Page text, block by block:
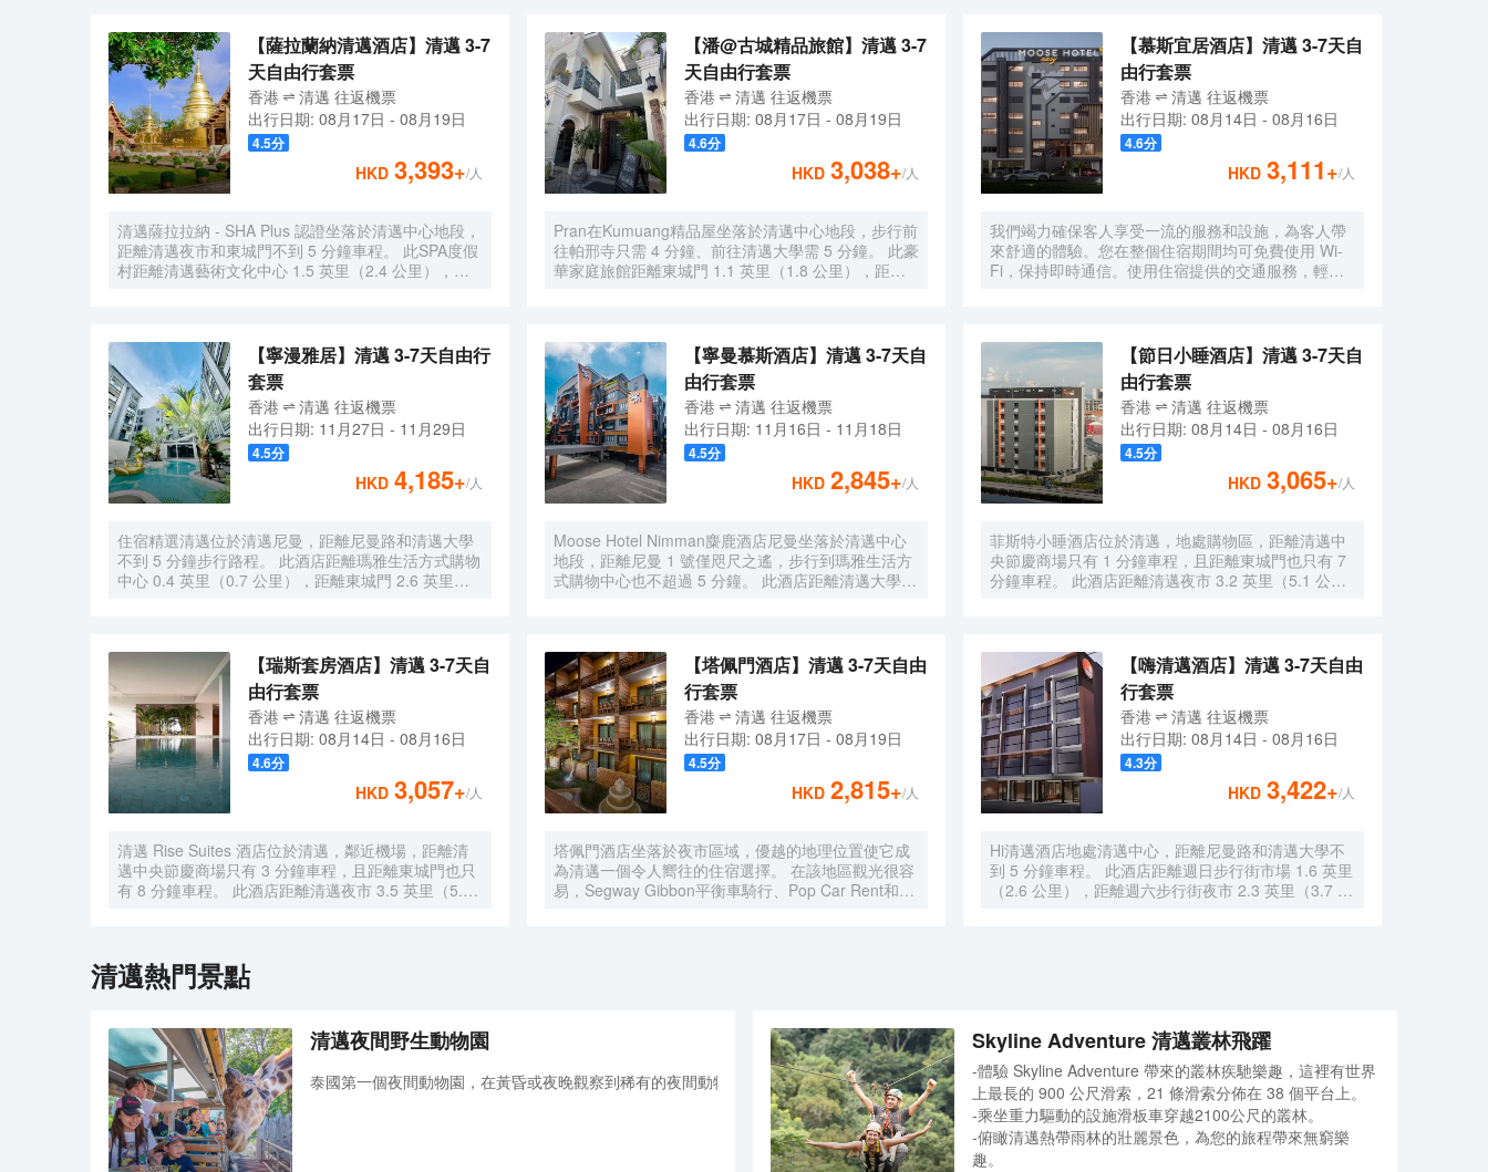
【薩拉蘭納清邁酒店】清邁 3-7
天自由行套票
香港 清邁 往返機票
出行日期: 08月17日 - 08月19日
4.5分
HKD 3,393+/人
清邁薩拉拉納 - SHA Plus 認證坐落於清邁中心地段，
距離清邁夜市和東城門不到 5 分鐘車程。 此SPA度假
村距離清邁藝術文化中心 1.5 英里（2.4 公里），距
宴會廳。 您可以到餐廳享用一頓美餐，也可以待在房
間裏，享受度假村的部分時段客房送餐服務。在忙碌
的一天後，不妨去酒吧/酒廊輕鬆一下。每天 7:00 至
11:00 提供收費的全套早餐。 特色服務/設施包括豪華
轎車或公務車服務、電腦站點和大堂免費報紙。酒店
提供免費自助停車。 有 15 間空調客房提供迷你吧和
DVD 播放器；您定能在旅途中找到家的舒適。帶有衞
星頻道的平板電視可滿足您的娛樂需求；同時提供免
費無線網絡，方便您與朋友保持聯繫。私人浴室提供
免費洗浴用品和吹風機。便利設施包括電話，以及保
險箱和書桌。
【潘@古城精品旅館】清邁 3-7
天自由行套票
香港 清邁 往返機票
出行日期: 08月17日 - 08月19日
4.6分
HKD 3,038+/人
Pran在Kumuang精品屋坐落於清邁中心地段，步行前
往帕邢寺只需 4 分鐘、前往清邁大學需 5 分鐘。 此豪
華家庭旅館距離東城門 1.1 英里（1.8 公里），距離
每日 8:30 至 11:00 提供免費的當地美食早餐。 前台
只在規定時段有服務人員值班。 有 4 間空調客房提供
液晶電視；您定能在旅途中找到家的舒適。您的精選
舒適床墊卧床備有羽絨被和高檔床上用品。提供免費
無線網絡，方便您與朋友保持聯繫；有線頻道可滿足
您的娛樂需求。浴室提供獨立的浴缸和淋浴，配有大
花灑淋浴噴頭和吹風機。
【慕斯宜居酒店】清邁 3-7天自
由行套票
香港 清邁 往返機票
出行日期: 08月14日 - 08月16日
4.6分
HKD 3,111+/人
我們竭力確保客人享受一流的服務和設施，為客人帶
來舒適的體驗。您在整個住宿期間均可免費使用 Wi-
Fi，保持即時通信。使用住宿提供的交通服務，輕鬆
動，住宿的票務服務可以為您提供幫助。入住位於法
漢的1卧室-平方米|帶1個獨立浴室，無需大包小包，
洗衣服務可確保您的衣服保持乾淨清新。需要放鬆一
下嗎？您的客房可提供客房送餐服務，讓您的入住更
加舒適愉快。 請注意，為確保所有客人能夠享受更新
鮮的空氣，住宿內嚴禁吸煙。每間客房均以舒適為宗
旨，提供一系列設施服務，讓您享受靜謐的睡眠，同
時確保您的舒適度。 部分客房提供空調或寢具用品，
以確保您的舒適和便利。 部分精選客房配有室內視頻
流媒體、每日報紙或電視，以確保為客人提供娛樂。
部分客房配備了沖泡咖啡或茶的器具，您的飲用需求
一定會得到滿足。值得注意的是，部分客房浴室配有
浴袍、毛巾或吹風機，為您提供便利。 高調開啟假期
是晚上，您都可以隨時從酒店的自助自動售貨機裏買
到小零食。
【寧漫雅居】清邁 3-7天自由行
套票
香港 清邁 往返機票
出行日期: 11月27日 - 11月29日
4.5分
HKD 4,185+/人
住宿精選清邁位於清邁尼曼，距離尼曼路和清邁大學
不到 5 分鐘步行路程。 此酒店距離瑪雅生活方式購物
中心 0.4 英里（0.7 公里），距離東城門 2.6 英里
房提供迷你吧和智能電視；您定能在旅途中找到家的
舒適。提供免費無線網絡，方便您與朋友保持聯繫；
衞星頻道可滿足您的娛樂需求。配備淋浴設施的私人
浴室提供吹風機和浴袍。便利設施包括電話，以及保
險箱和書桌。
【寧曼慕斯酒店】清邁 3-7天自
由行套票
香港 清邁 往返機票
出行日期: 11月16日 - 11月18日
4.5分
HKD 2,845+/人
Moose Hotel Nimman麋鹿酒店尼曼坐落於清邁中心
地段，距離尼曼 1 號僅咫尺之遙，步行到瑪雅生活方
式購物中心也不超過 5 分鐘。 此酒店距離清邁大學
設施包括免費 WiFi和禮賓服務。 您可以到餐廳享用一
頓美餐；也可去酒店的咖啡館吃些點心。每天一次免
費招待會舉行免費招待會，您可以藉此結識其他住
客。在忙碌的一天後，不妨去酒吧/酒廊輕鬆一下。每
日 6:00 至 11:00 提供免費的自助早餐。 特色服務/設
施包括乾洗/洗衣服務、24 小時前台服務和多語言服
務。酒店設有收費的24 小時往返機場班車，此外還提
供免費自助停車。 有 80 間空調客房提供壁爐和智能
電視；您定能在旅途中找到家的舒適。提供免費無線
網絡，方便您與朋友保持聯繫；有線頻道可滿足您的
娛樂需求。便利設施包括電話，以及保險箱和書桌。
【節日小睡酒店】清邁 3-7天自
由行套票
香港 清邁 往返機票
出行日期: 08月14日 - 08月16日
4.5分
HKD 3,065+/人
菲斯特小睡酒店位於清邁，地處購物區，距離清邁中
央節慶商場只有 1 分鐘車程，且距離東城門也只有 7
分鐘車程。 此酒店距離清邁夜市 3.2 英里（5.1 公
動售貨機。酒店提供免費自助停車。 有 53 間空調客
房提供冰箱和液晶電視；您定能在旅途中找到家的舒
適。提供免費無線網絡，方便您與朋友保持聯繫；有
線頻道可滿足您的娛樂需求。配備淋浴設施的私人浴
室提供免費洗浴用品和坐浴桶。便利設施包括保險箱
和書桌；而且每天提供客房服務。
【瑞斯套房酒店】清邁 3-7天自
由行套票
香港 清邁 往返機票
出行日期: 08月14日 - 08月16日
4.6分
HKD 3,057+/人
清邁 Rise Suites 酒店位於清邁，鄰近機場，距離清
邁中央節慶商場只有 3 分鐘車程，且距離東城門也只
有 8 分鐘車程。 此酒店距離清邁夜市 3.5 英里（5.7
廳。 在清邁 Rise Suites 酒店，您可以去餐廳享用美
餐。每天 6:30 至 10:30 提供收費的自助式早餐。 特
行李寄存。酒店提供免費自助停車。 有 60 間空調客
房提供迷你吧和平板電視；您定能在旅途中找到家的
舒適。提供免費無線網絡，方便您與朋友保持聯繫；
數碼頻道可滿足您的娛樂需求。浴室提供免費洗浴用
品和坐浴桶。便利設施包括電話，以及保險箱和書
桌。
【塔佩門酒店】清邁 3-7天自由
行套票
香港 清邁 往返機票
出行日期: 08月17日 - 08月19日
4.5分
HKD 2,815+/人
塔佩門酒店坐落於夜市區域，優越的地理位置使它成
為清邁一個令人嚮往的住宿選擇。 在該地區觀光很容
易，Segway Gibbon平衡車騎行、Pop Car Rent和
店提供的體育和休閒設施，旨在為旅客營造多姿多彩
的住宿體驗。品質保證的禮賓服務，讓您真正體驗賓
至如歸的享受。
【嗨清邁酒店】清邁 3-7天自由
行套票
香港 清邁 往返機票
出行日期: 08月14日 - 08月16日
4.3分
HKD 3,422+/人
Hi清邁酒店地處清邁中心，距離尼曼路和清邁大學不
到 5 分鐘車程。 此酒店距離週日步行街市場 1.6 英里
（2.6 公里），距離週六步行街夜市 2.3 英里（3.7 公
適。您的卧床備有羽絨被和高檔床上用品。提供免費
無線網絡，方便您與朋友保持聯繫；有線頻道可滿足
您的娛樂需求。配備淋浴設施的私人浴室提供大花灑
淋浴噴頭和免費洗浴用品。
清邁熱門景點
清邁夜間野生動物園
泰國第一個夜間動物園，在黃昏或夜晚觀察到稀有的夜間動物。
Skyline Adventure 清邁叢林飛躍
-體驗 Skyline Adventure 帶來的叢林疾馳樂趣，這裡有世界
上最長的 900 公尺滑索，21 條滑索分佈在 38 個平台上。
-乘坐重力驅動的設施滑板車穿越2100公尺的叢林。
-俯瞰清邁熱帶雨林的壯麗景色，為您的旅程帶來無窮樂
趣。